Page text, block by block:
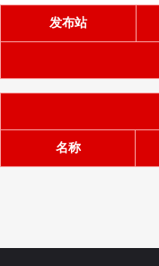
发布站
名称